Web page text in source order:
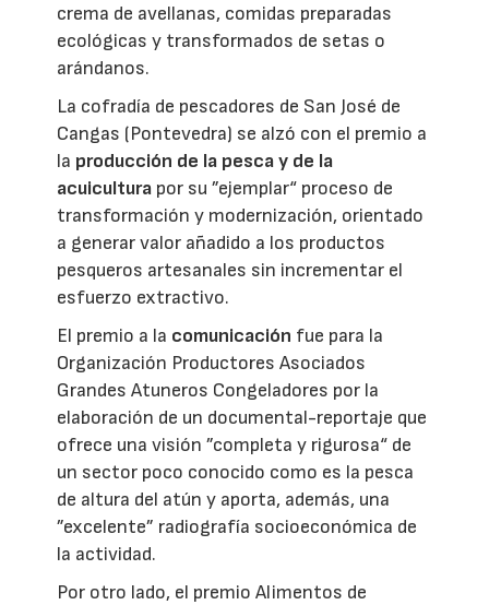
crema de avellanas, comidas preparadas
ecológicas y transformados de setas o
arándanos.
La cofradía de pescadores de San José de
Cangas (Pontevedra) se alzó con el premio a
la producción de la pesca y de la
acuicultura por su ”ejemplar“ proceso de
transformación y modernización, orientado
a generar valor añadido a los productos
pesqueros artesanales sin incrementar el
esfuerzo extractivo.
El premio a la comunicación fue para la
Organización Productores Asociados
Grandes Atuneros Congeladores por la
elaboración de un documental-reportaje que
ofrece una visión ”completa y rigurosa“ de
un sector poco conocido como es la pesca
de altura del atún y aporta, además, una
”excelente” radiografía socioeconómica de
la actividad.
Por otro lado, el premio Alimentos de